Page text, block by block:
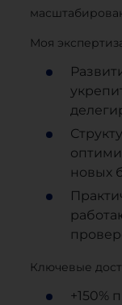
Моя
новых
Ключевые
+150%